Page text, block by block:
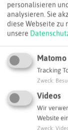
personalisieren
analysieren. Sie
diese Webseite zu
unsere
Matomo
Tracking
Zweck
Videos
Wir
Website
Zweck